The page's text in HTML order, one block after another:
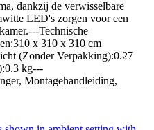
dankzij de verwisselbare
LED's zorgen voor een
Technische
x 310 x 310 cm
(Zonder Verpakking):0.27
kg---
Montagehandleiding,